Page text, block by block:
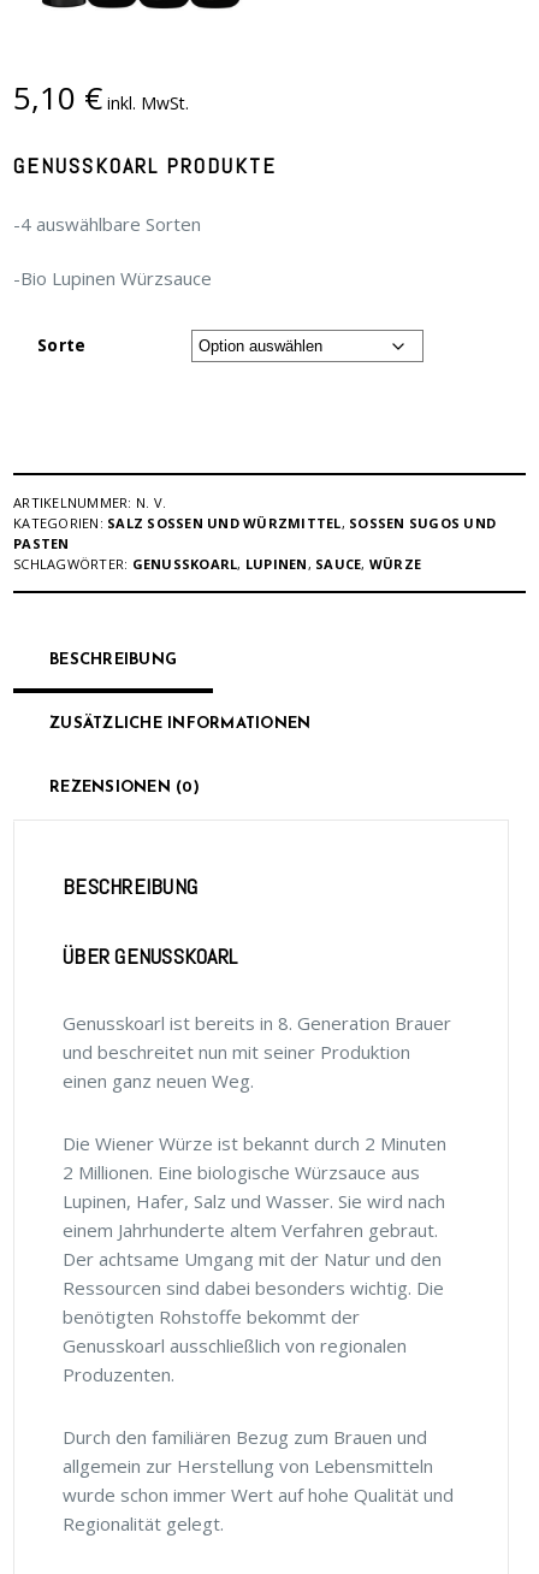
5,10 € inkl. MwSt.
GENUSSKOARL PRODUKTE
-4 auswählbare Sorten
-Bio Lupinen Würzsauce
Sorte
ARTIKELNUMMER: N. V.
KATEGORIEN: SALZ SOSSEN UND WÜRZMITTEL , SOSSEN SUGOS UND P
ASTEN
SCHLAGWÖRTER: GENUSSKOARL, LUPINEN , SAUCE, WÜRZE
BESCHREIBUNG
ZUSÄTZLICHE INFORMATIONEN
REZENSIONEN (0)
BESCHREIBUNG
ÜBER GENUSSKOARL
Genusskoarl ist bereits in 8. Generation Brauer
und beschreitet nun mit seiner Produktion
einen ganz neuen Weg.
Die Wiener Würze ist bekannt durch 2 Minuten
2 Millionen. Eine biologische Würzsauce aus
Lupinen, Hafer, Salz und Wasser. Sie wird nach
einem Jahrhunderte altem Verfahren gebraut.
Der achtsame Umgang mit der Natur und den
Ressourcen sind dabei besonders wichtig. Die
benötigten Rohstoffe bekommt der
Genusskoarl ausschließlich von regionalen
Produzenten.
Durch den familiären Bezug zum Brauen und
allgemein zur Herstellung von Lebensmitteln
wurde schon immer Wert auf hohe Qualität und
Regionalität gelegt.